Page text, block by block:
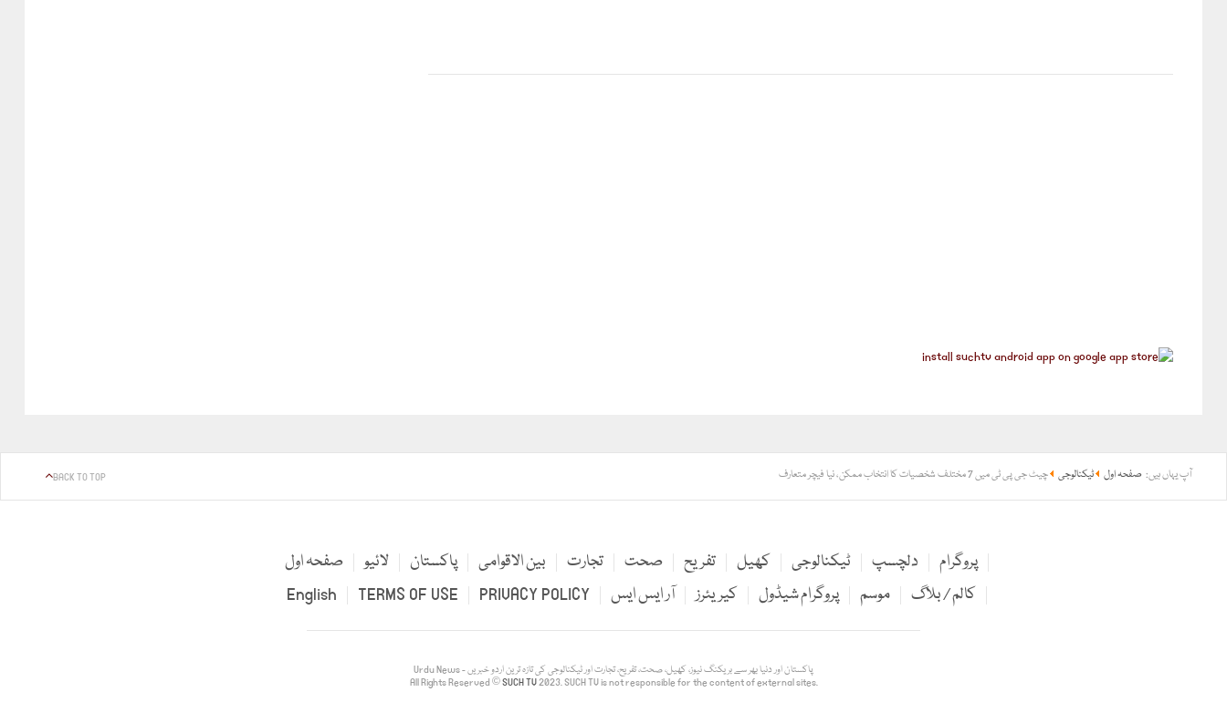
آپ یہاں ہیں: صفحہ اول ٹیکنالوجی چیٹ جی پی ٹی میں 7 مختلف شخصیات کا انتخاب ممکن، نیا فیچر متعارف BACK TO TOP
صفحہ اول لائیو پاکستان بین الاقوامی تجارت صحت تفریح کھیل ٹیکنالوجی دلچسپ
پروگرام
English
TERMS OF USE PRIVACY POLICY آر ایس ایس کیریئرز پروگرام شیڈول موسم کالم / بلاگ
Urdu News - پاکستان اور دنیا بھر سے بریکنگ نیوز، کھیل، صحت، تفریح، تجارت اور ٹیکنالوجی کی تازہ ترین اردو خبریں
All Rights Reserved ©SUCH TV2023. SUCH TV is not responsible for the content of external sites.